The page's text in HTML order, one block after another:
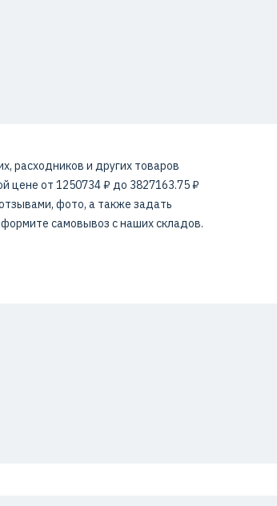
расходников и других товаров
цене от 1250734 ₽ до 3827163.75 ₽
фото, а также задать
самовывоз с наших складов.